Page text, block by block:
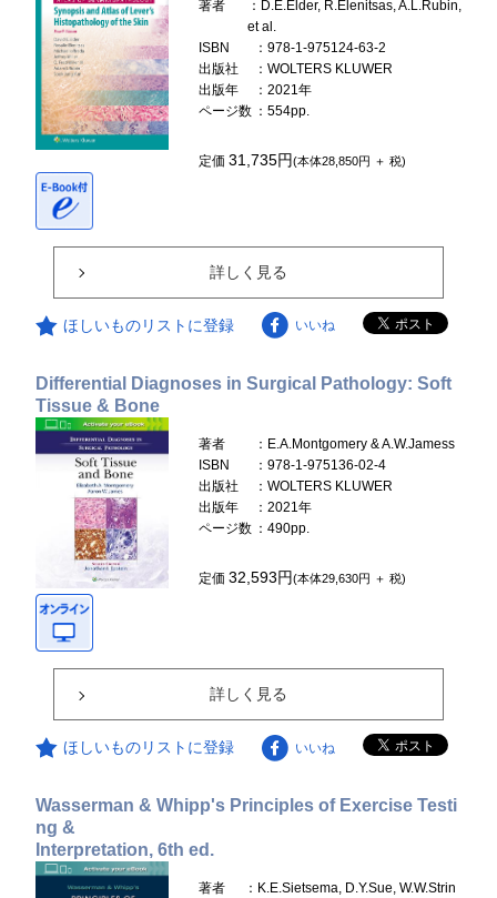
著者
：D.E.Elder, R.Elenitsas, A.L.Rubin,
et al.
ISBN
：978-1-975124-63-2
出版社
：WOLTERS KLUWER
出版年
：2021年
ページ数 ：554pp.
定価31,735円(本体28,850円 ＋ 税)
詳しく見る
ほしいものリストに登録 いいね
Differential Diagnoses in Surgical Pathology: Soft
Tissue & Bone
著者
：E.A.Montgomery & A.W.Jamess
ISBN
：978-1-975136-02-4
出版社
：WOLTERS KLUWER
出版年
：2021年
ページ数 ：490pp.
定価32,593円(本体29,630円 ＋ 税)
詳しく見る
ほしいものリストに登録 いいね
Wasserman & Whipp's Principles of Exercise Testi
ng &
Interpretation, 6th ed.
著者
：K.E.Sietsema, D.Y.Sue, W.W.Strin